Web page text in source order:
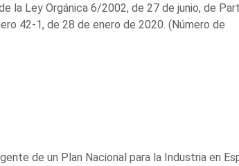
la Ley Orgánica 6/2002, de 27 de junio, de
42-1, de 28 de enero de 2020. (Número de
de un Plan Nacional para la Industria en